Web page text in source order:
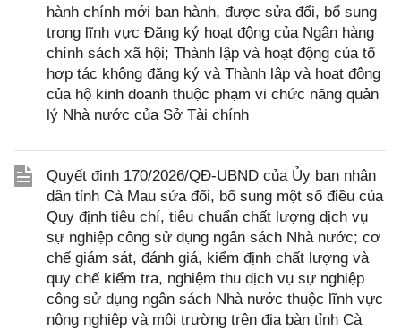
hành chính mới ban hành, được sửa đổi, bổ sung
trong lĩnh vực Đăng ký hoạt động của Ngân hàng
chính sách xã hội; Thành lập và hoạt động của tổ
hợp tác không đăng ký và Thành lập và hoạt động
của hộ kinh doanh thuộc phạm vi chức năng quản
lý Nhà nước của Sở Tài chính
Quyết định 170/2026/QĐ-UBND của Ủy ban nhân
dân tỉnh Cà Mau sửa đổi, bổ sung một số điều của
Quy định tiêu chí, tiêu chuẩn chất lượng dịch vụ
sự nghiệp công sử dụng ngân sách Nhà nước; cơ
chế giám sát, đánh giá, kiểm định chất lượng và
quy chế kiểm tra, nghiệm thu dịch vụ sự nghiệp
công sử dụng ngân sách Nhà nước thuộc lĩnh vực
nông nghiệp và môi trường trên địa bàn tỉnh Cà